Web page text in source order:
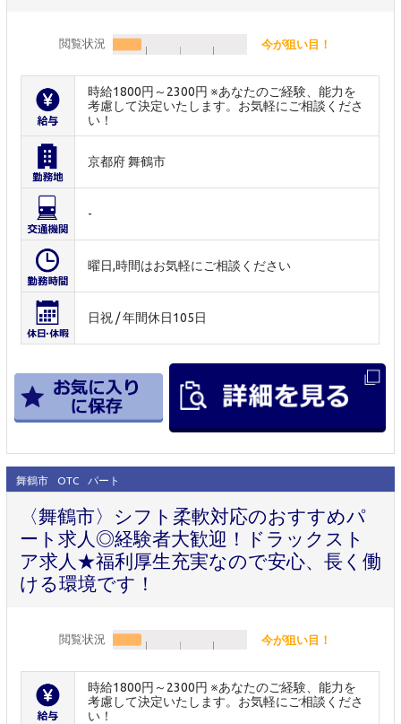
閲覧状況 今が狙い目！
時給1800円～2300円 ※あなたのご経験、能力を
考慮して決定いたします。お気軽にご相談くださ
い！
京都府 舞鶴市
-
曜日,時間はお気軽にご相談ください
日祝 / 年間休日105日
舞鶴市 OTC パート
〈舞鶴市〉シフト柔軟対応のおすすめパ
ート求人◎経験者大歓迎！ドラックスト
ア求人★福利厚生充実なので安心、長く働
ける環境です！
閲覧状況 今が狙い目！
時給1800円～2300円 ※あなたのご経験、能力を
考慮して決定いたします。お気軽にご相談くださ
い！